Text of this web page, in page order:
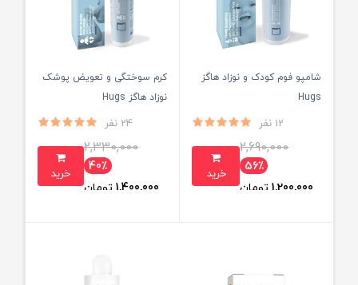
شامپو فوم کودک و نوزاد هاگز
Hugs
12 نفر
2,690,000
56٪
1,200,000تومان
خرید
کرم سوختگی و تعویض پوشک
نوزاد هاگز Hugs
24 نفر
2,330,000
40٪
1,400,000 تومان
خرید